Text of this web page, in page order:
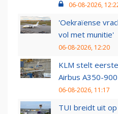
06-08-2026,
'Oekraïense
vol met munitie'
06-08-2026, 12:20
KLM stelt
Airbus A350-
06-08-2026, 11:17
TUI breidt uit op